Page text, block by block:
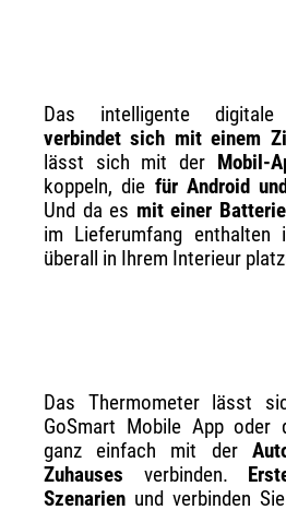
Das intelligente digitale
verbindet sich mit einem
lässt sich mit der
Mobil-
koppeln, die für Android
Und da es mit einer Batterie
im Lieferumfang
überall in Ihrem Interieur
Das Thermometer lässt
GoSmart Mobile App oder
ganz einfach mit der
Zuhauses verbinden.
Szenarien und verbinden